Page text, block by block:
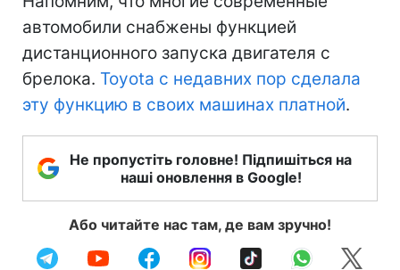
автомобили снабжены функцией
дистанционного запуска двигателя с
брелока. Toyota с недавних пор сделала
эту функцию в своих машинах платной.
Не пропустіть головне! Підпишіться на
наші оновлення в Google!
Або читайте нас там, де вам зручно!